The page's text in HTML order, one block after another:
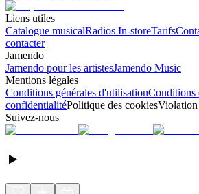
Liens utiles
Catalogue musicalRadios In-storeTarifs
contacter
Jamendo
Jamendo pour les artistesJamendo Music
Mentions légales
Conditions générales d'utilisationConditions
confidentialitéPolitique des cookiesViolation
Suivez-nous